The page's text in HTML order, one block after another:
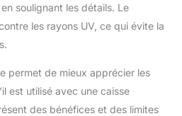
soulignant les détails. Le
les rayons UV, ce qui évite la
permet de mieux apprécier les
est utilisé avec une caisse
des bénéfices et des limites